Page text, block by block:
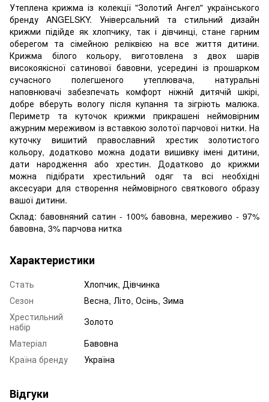
Утеплена крижма із колекції "Золотий Ангел" українського
бренду ANGELSKY. Універсальний та стильний дизайн
крижми підійде як хлопчику, так і дівчинці, стане гарним
оберегом та сімейною реліквією на все життя дитини.
Крижма білого кольору, виготовлена з двох шарів
високоякісної сатинової бавовни, усередині із прошарком
сучасного полегшеного утеплювача, натуральні
наповнювачі забезпечать комфорт ніжній дитячій шкірі,
добре вберуть вологу після купання та зігріють малюка.
Периметр та куточок крижми прикрашені неймовірним
ажурним мереживом із вставкою золотої парчової нитки. На
куточку вишитий православний хрестик золотистого
кольору, додатково можна додати вишивку імені дитини,
дати народження або хрестин. Додатково до крижми
можна підібрати хрестильний одяг та всі необхідні
аксесуари для створення неймовірного святкового образу
вашої дитини.
Склад: бавовняний сатин - 100% бавовна, мереживо - 97%
бавовна, 3% парчова нитка
Характеристики
Стать
Хлопчик, Дівчинка
Сезон
Весна, Літо, Осінь, Зима
Хрестильний
набір
Золото
Матеріал
Бавовна
Країна бренду
Україна
Відгуки